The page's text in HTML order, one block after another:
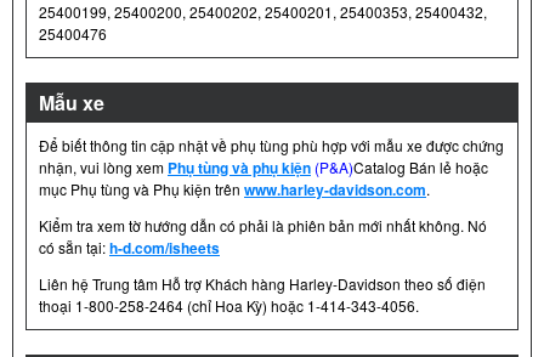
25400199, 25400200, 25400202, 25400201, 25400353, 25400432,
25400476
Mẫu xe
Để biết thông tin cập nhật về phụ tùng phù hợp với mẫu xe được chứng
nhận, vui lòng xem Phụ tùng và phụ kiện (P&A)Catalog Bán lẻ hoặc
mục Phụ tùng và Phụ kiện trên www.harley-davidson.com.
Kiểm tra xem tờ hướng dẫn có phải là phiên bản mới nhất không. Nó
có sẵn tại:h-d.com/isheets
Liên hệ Trung tâm Hỗ trợ Khách hàng Harley-Davidson theo số điện
thoại 1-800-258-2464 (chỉ Hoa Kỳ) hoặc 1-414-343-4056.